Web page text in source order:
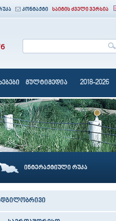
კონტაქტი საიტის ძველი ვერსია
მულტიმედია 2018-2026
ინტერაქტიული რუკა